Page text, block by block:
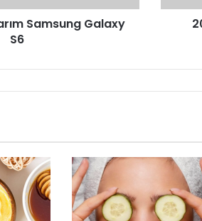
Samsung Galaxy
S6